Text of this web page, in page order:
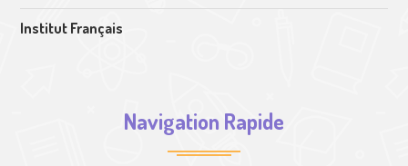
Institut Français
Navigation Rapide